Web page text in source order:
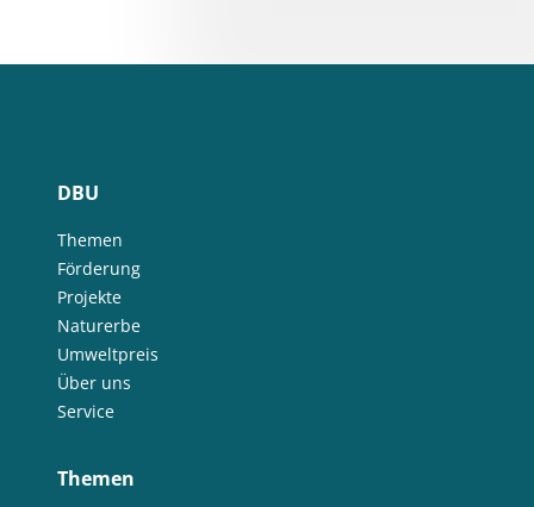
DBU
Themen
Förderung
Projekte
Naturerbe
Umweltpreis
Über uns
Service
Themen